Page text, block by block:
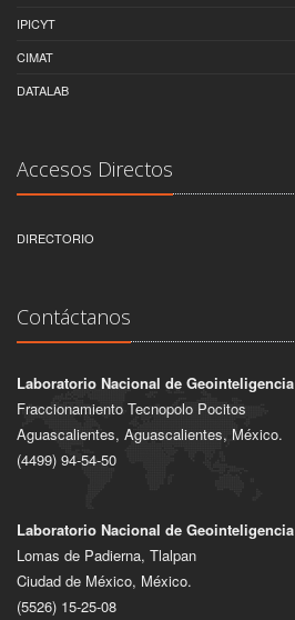
IPICYT
CIMAT
DATALAB
Accesos Directos
DIRECTORIO
Contáctanos
Laboratorio Nacional de Geointeligencia
Fraccionamiento Tecnopolo Pocitos
Aguascalientes, Aguascalientes, México.
(4499) 94-54-50
Laboratorio Nacional de Geointeligencia
Lomas de Padierna, Tlalpan
Ciudad de México, México.
(5526) 15-25-08